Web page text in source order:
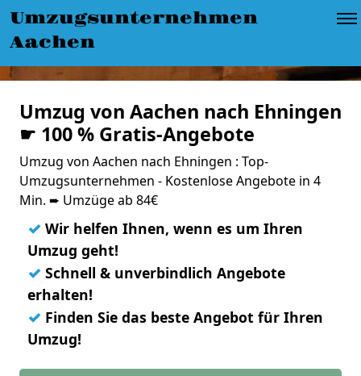
Umzugsunternehmen
Aachen
Umzug von Aachen nach Ehningen
☛ 100 % Gratis-Angebote
Umzug von Aachen nach Ehningen : Top-
Umzugsunternehmen - Kostenlose Angebote in 4
Min. ➨ Umzüge ab 84€
✓ Wir helfen Ihnen, wenn es um Ihren
Umzug geht!
✓ Schnell & unverbindlich Angebote
erhalten!
✓ Finden Sie das beste Angebot für Ihren
Umzug!